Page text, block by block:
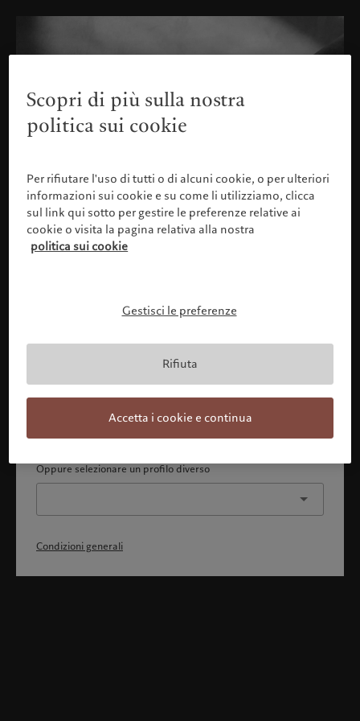
Confermare il proprio profilo
Con la presente dichiaro 1) di aver pienamente compreso
cittadino o residente degli Stati Uniti o del Canada.
Continua
Oppure selezionare un profilo diverso
Condizioni generali
Scopri di più sulla nostra
politica sui cookie
Per rifiutare l'uso di tutti o di alcuni cookie, o per ulteriori
informazioni sui cookie e su come li utilizziamo, clicca
sul link qui sotto per gestire le preferenze relative ai
cookie o visita la pagina relativa alla nostra
politica sui cookie
Gestisci le preferenze
Rifiuta
Accetta i cookie e continua